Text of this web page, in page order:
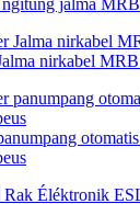
jalma
nirkabel